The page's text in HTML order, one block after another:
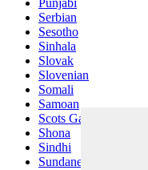
Serbian
Sesotho
Sinhala
Slovak
Slovenian
Somali
Samoan
Scots Gaelic
Shona
Sindhi
Sundanese